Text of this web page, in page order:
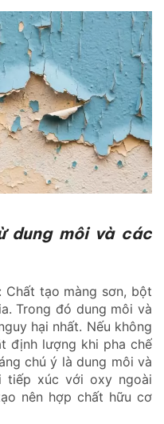
dung môi và các
Chất tạo màng sơn, bột
Trong đó dung môi và
hại nhất. Nếu không
định lượng khi pha chế
chú ý là dung môi và
tiếp xúc với oxy ngoài
nên hợp chất hữu cơ